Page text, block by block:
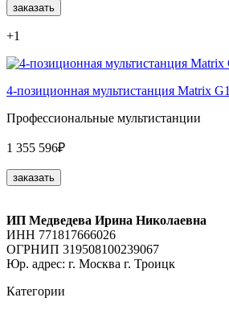
заказать
+1
4-позиционная мультистанция Matrix G1
Профессиональные мультистанции
1 355 596₽
заказать
ИП Медведева Ирина Николаевна
ИНН 771817666026
ОГРНИП 319508100239067
Юр. адрес: г. Москва г. Троицк
Категории